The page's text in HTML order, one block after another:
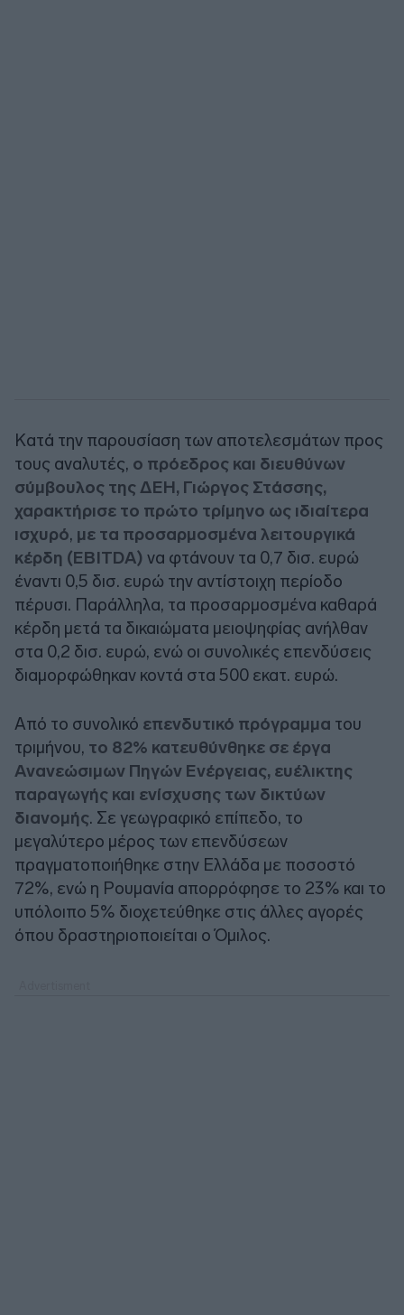
Κατά την παρουσίαση των αποτελεσμάτων προς
τους αναλυτές, ο πρόεδρος και διευθύνων
σύμβουλος της ΔΕΗ, Γιώργος Στάσσης,
χαρακτήρισε το πρώτο τρίμηνο ως ιδιαίτερα
ισχυρό, με τα προσαρμοσμένα λειτουργικά
κέρδη (EBITDA) να φτάνουν τα 0,7 δισ. ευρώ
έναντι 0,5 δισ. ευρώ την αντίστοιχη περίοδο
πέρυσι. Παράλληλα, τα προσαρμοσμένα καθαρά
κέρδη μετά τα δικαιώματα μειοψηφίας ανήλθαν
στα 0,2 δισ. ευρώ, ενώ οι συνολικές επενδύσεις
διαμορφώθηκαν κοντά στα 500 εκατ. ευρώ.
Από το συνολικό επενδυτικό πρόγραμμα του
τριμήνου, το 82% κατευθύνθηκε σε έργα
Ανανεώσιμων Πηγών Ενέργειας, ευέλικτης
παραγωγής και ενίσχυσης των δικτύων
διανομής. Σε γεωγραφικό επίπεδο, το
μεγαλύτερο μέρος των επενδύσεων
πραγματοποιήθηκε στην Ελλάδα με ποσοστό
72%, ενώ η Ρουμανία απορρόφησε το 23% και το
υπόλοιπο 5% διοχετεύθηκε στις άλλες αγορές
όπου δραστηριοποιείται ο Όμιλος.